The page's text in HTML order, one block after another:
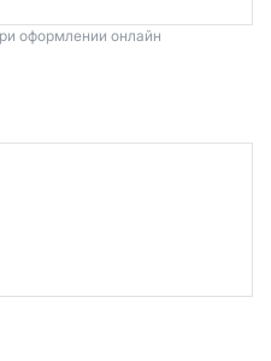
оформлении онлайн